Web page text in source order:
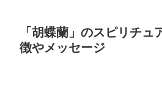
「胡蝶蘭」のスピリチュ
徴やメッセージ